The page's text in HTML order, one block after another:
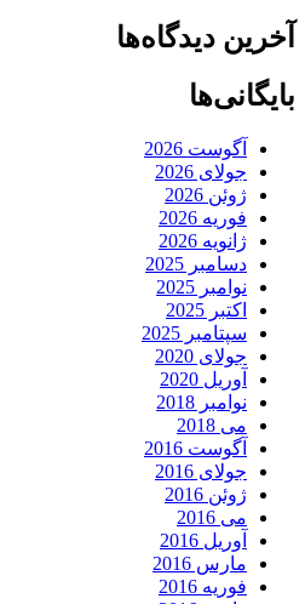
آخرین دیدگاه‌ها
بایگانی‌ها
آگوست 2026
جولای 2026
ژوئن 2026
فوریه 2026
ژانویه 2026
دسامبر 2025
نوامبر 2025
اکتبر 2025
سپتامبر 2025
جولای 2020
آوریل 2020
نوامبر 2018
می 2018
آگوست 2016
جولای 2016
ژوئن 2016
می 2016
آوریل 2016
مارس 2016
فوریه 2016